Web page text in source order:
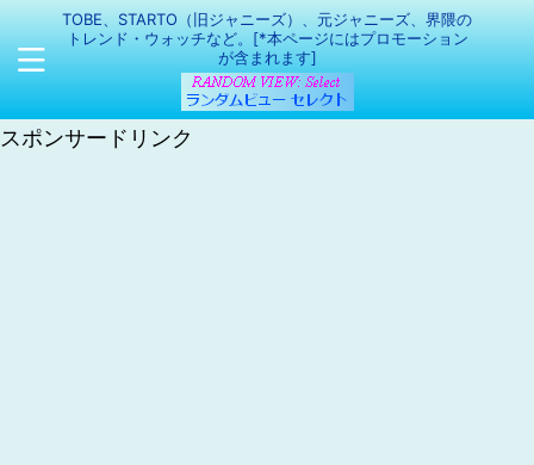
TOBE、STARTO（旧ジャニーズ）、元ジャニーズ、界隈の
トレンド・ウォッチなど。[*本ページにはプロモーション
が含まれます]
スポンサードリンク